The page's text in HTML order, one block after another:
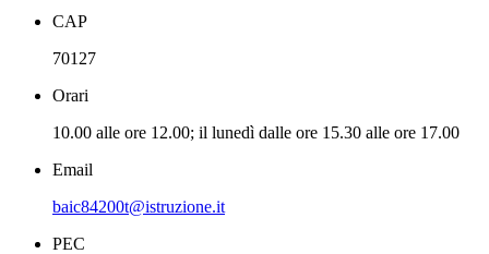
CAP
70127
Orari
10.00 alle ore 12.00; il lunedì dalle ore 15.30 alle ore 17.00
Email
baic84200t@istruzione.it
PEC